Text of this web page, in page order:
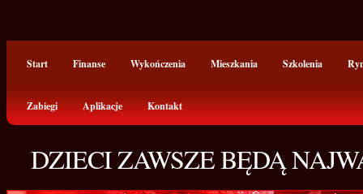
Start Finanse Wykończenia Mieszkania Szkolenia
Zabiegi Aplikacje Kontakt
DZIECI ZAWSZE BĘDĄ